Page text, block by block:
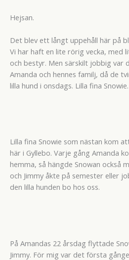
Hejsan.
Det blev ett långt uppehåll här på
Vi har haft en lite rörig vecka, med
och bestyr. Men särskilt jobbig
Amanda och hennes familj, då de
lilla hund i onsdags. Lilla fina Snowie.
Lilla fina Snowie som nästan kom
här i Gyllebo. Varje gång Amanda
hemma, så hängde Snowan också
och Jimmy åkte på semester eller
den lilla hunden bo hos oss.
På Amandas 22 årsdag flyttade
Jimmy. För mig var det första